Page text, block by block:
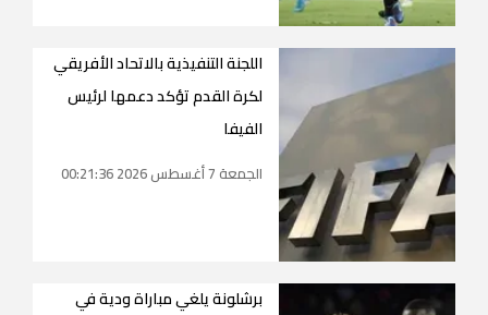
اللجنة التنفيذية بالاتحاد الأفريقي
لكرة القدم تؤكد دعمها لرئيس
الفيفا
الجمعة 7 أغسطس 2026 00:21:36
برشلونة يلغي مباراة ودية في